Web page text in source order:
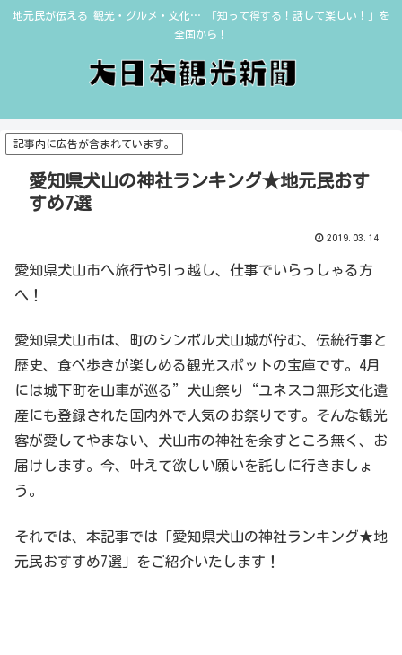
地元民が伝える 観光・グルメ・文化… 「知って得する！話して楽しい！」を
全国から！
記事内に広告が含まれています。
愛知県犬山の神社ランキング★地元民おす
すめ7選
2019.03.14
愛知県犬山市へ旅行や引っ越し、仕事でいらっしゃる方
へ！
愛知県犬山市は、町のシンボル犬山城が佇む、伝統行事と
歴史、食べ歩きが楽しめる観光スポットの宝庫です。4月
には城下町を山車が巡る”犬山祭り“ユネスコ無形文化遺
産にも登録された国内外で人気のお祭りです。そんな観光
客が愛してやまない、犬山市の神社を余すところ無く、お
届けします。今、叶えて欲しい願いを託しに行きましょ
う。
それでは、本記事では「愛知県犬山の神社ランキング★地
元民おすすめ7選」をご紹介いたします！